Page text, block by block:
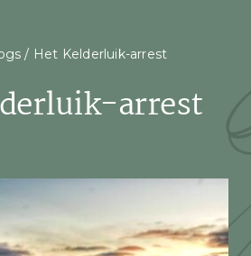
/ Het Kelderluik-arrest
arrest